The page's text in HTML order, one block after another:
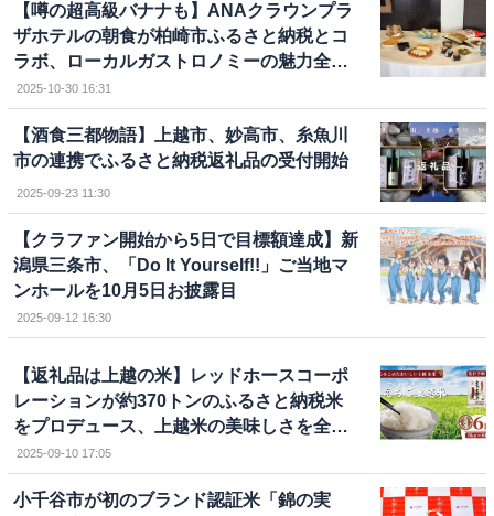
【噂の超高級バナナも】ANAクラウンプラ
ザホテルの朝食が柏崎市ふるさと納税とコ
ラボ、ローカルガストロノミーの魅力全面
に
2025-10-30 16:31
【酒食三都物語】上越市、妙高市、糸魚川
市の連携でふるさと納税返礼品の受付開始
2025-09-23 11:30
【クラファン開始から5日で目標額達成】新
潟県三条市、「Do It Yourself!!」ご当地マ
ンホールを10月5日お披露目
2025-09-12 16:30
【返礼品は上越の米】レッドホースコーポ
レーションが約370トンのふるさと納税米
をプロデュース、上越米の美味しさを全国
に発信
2025-09-10 17:05
小千谷市が初のブランド認証米「錦の実